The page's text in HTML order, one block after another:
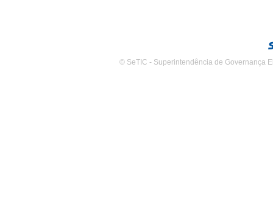
© SeTIC - Superintendência de Governança